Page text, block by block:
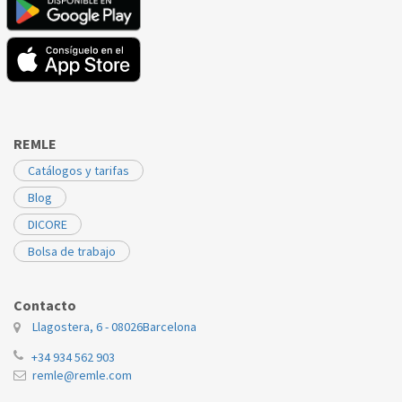
REMLE
Catálogos y tarifas
Blog
DICORE
Bolsa de trabajo
Contacto
Llagostera, 6 - 08026Barcelona
+34 934 562 903
remle@remle.com